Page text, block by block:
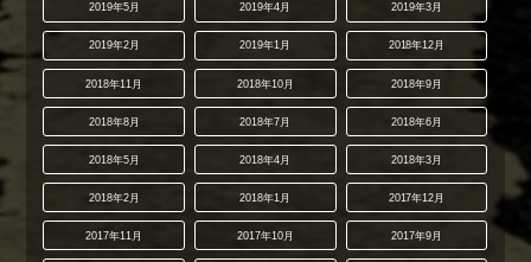
2019年5月 2019年4月 2019年3月
2019年2月 2019年1月 2018年12月
2018年11月 2018年10月 2018年9月
2018年8月 2018年7月 2018年6月
2018年5月 2018年4月 2018年3月
2018年2月 2018年1月 2017年12月
2017年11月 2017年10月 2017年9月